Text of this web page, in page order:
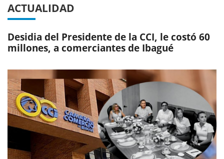
ACTUALIDAD
Desidia del Presidente de la CCI, le costó 60
millones, a comerciantes de Ibagué